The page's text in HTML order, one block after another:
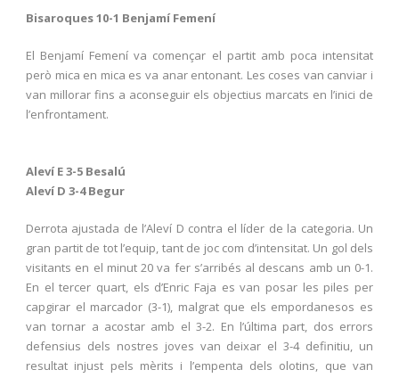
Bisaroques 10-1 Benjamí Femení
El Benjamí Femení va començar el partit amb poca intensitat
però mica en mica es va anar entonant. Les coses van canviar i
van millorar fins a aconseguir els objectius marcats en l’inici de
l’enfrontament.
Aleví E 3-5 Besalú
Aleví D 3-4 Begur
Derrota ajustada de l’Aleví D contra el líder de la categoria. Un
gran partit de tot l’equip, tant de joc com d’intensitat. Un gol dels
visitants en el minut 20 va fer s’arribés al descans amb un 0-1.
En el tercer quart, els d’Enric Faja es van posar les piles per
capgirar el marcador (3-1), malgrat que els empordanesos es
van tornar a acostar amb el 3-2. En l’última part, dos errors
defensius dels nostres joves van deixar el 3-4 definitiu, un
resultat injust pels mèrits i l’empenta dels olotins, que van